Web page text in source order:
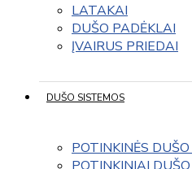
LATAKAI
DUŠO PADĖKLAI
ĮVAIRUS PRIEDAI
DUŠO SISTEMOS
POTINKINĖS